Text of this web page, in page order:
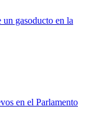
gasoducto en la
en el Parlamento